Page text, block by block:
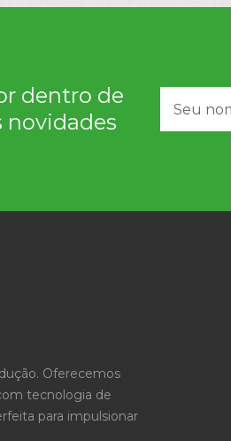
dentro de
novidades
Oferecemos
tecnologia de
para impulsionar